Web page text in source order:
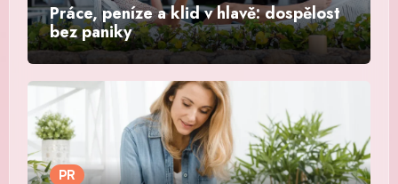
Práce, peníze a klid v hlavě: dospělost
bez paniky
PR